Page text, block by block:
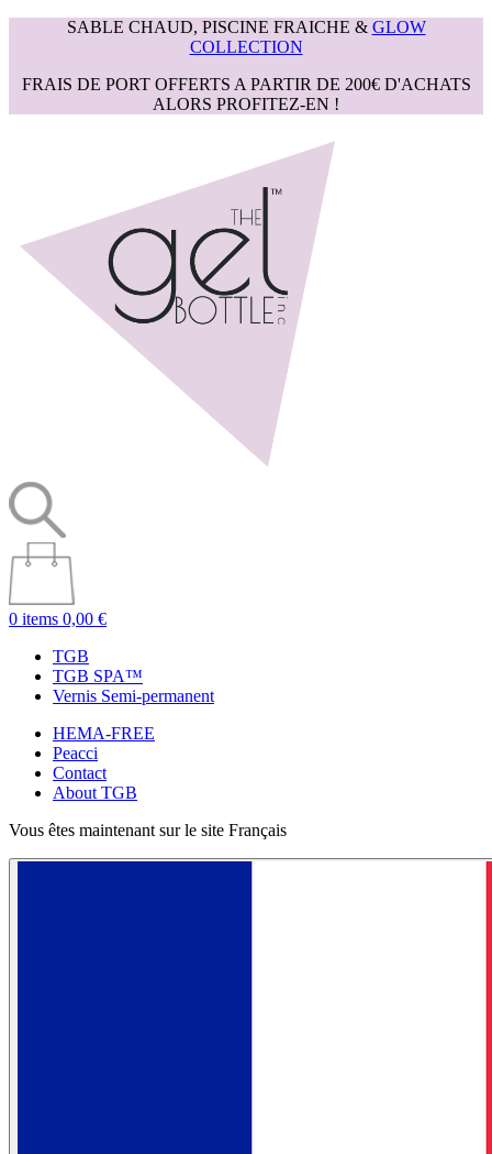
SABLE CHAUD, PISCINE FRAICHE & GLOW
COLLECTION
FRAIS DE PORT OFFERTS A PARTIR DE 200€ D'ACHATS
ALORS PROFITEZ-EN !
0 items 0,00 €
TGB
TGB SPA™
Vernis Semi-permanent
HEMA-FREE
Peacci
Contact
About TGB
Vous êtes maintenant sur le site Français